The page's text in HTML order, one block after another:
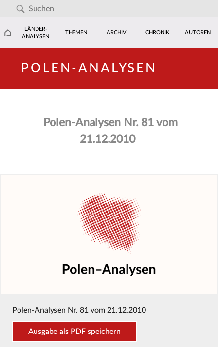
LÄNDER-
ANALYSEN
THEMEN ARCHIV CHRONIK AUTOREN
POLEN-ANALYSEN
Polen-Analysen Nr. 81 vom
21.12.2010
Polen-Analysen Nr. 81 vom 21.12.2010
Ausgabe als PDF speichern